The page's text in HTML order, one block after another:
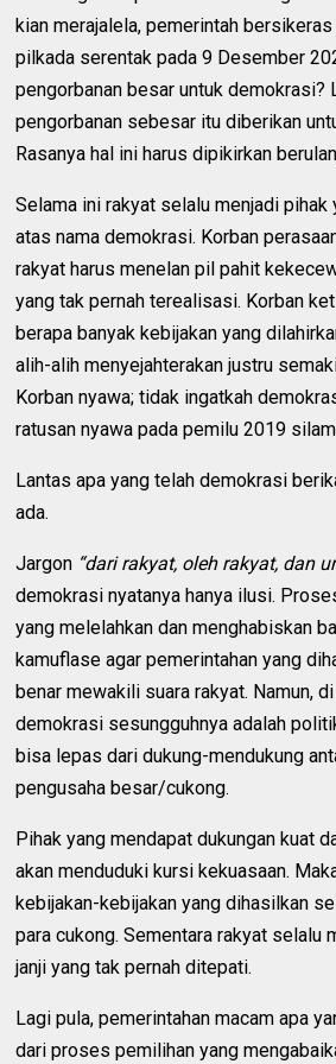
kian merajalela, pemerintah
pilkada serentak pada 9 Desember
pengorbanan besar untuk demokrasi?
pengorbanan sebesar itu diberikan
Rasanya hal ini harus dipikirkan
Selama ini rakyat selalu menjadi pihak
atas nama demokrasi. Korban
rakyat harus menelan pil pahit
yang tak pernah terealisasi. Korban
berapa banyak kebijakan yang
alih-alih menyejahterakan justru
Korban nyawa; tidak ingatkah
ratusan nyawa pada pemilu 2019
Lantas apa yang telah demokrasi
ada.
Jargon “dari rakyat, oleh rakyat, dan
demokrasi nyatanya hanya ilusi.
yang melelahkan dan menghabiskan
kamuflase agar pemerintahan yang
benar mewakili suara rakyat. Namun,
demokrasi sesungguhnya adalah
bisa lepas dari dukung-mendukung
pengusaha besar/cukong.
Pihak yang mendapat dukungan kuat
akan menduduki kursi kekuasaan.
kebijakan-kebijakan yang dihasilkan
para cukong. Sementara rakyat selalu
janji yang tak pernah ditepati.
Lagi pula, pemerintahan macam apa
dari proses pemilihan yang